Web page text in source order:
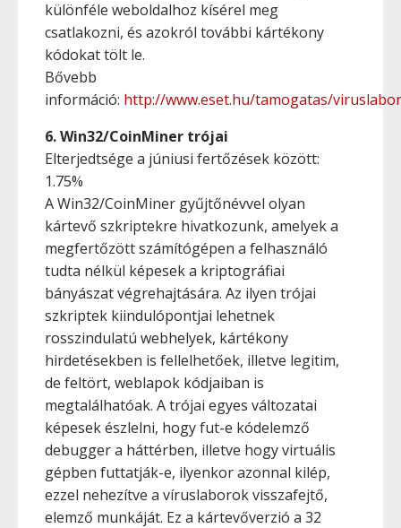
különféle weboldalhoz kísérel meg
csatlakozni, és azokról további kártékony
kódokat tölt le.
Bővebb
információ: http://www.eset.hu/tamogatas/
6. Win32/CoinMiner trójai
Elterjedtsége a júniusi fertőzések között:
1.75%
A Win32/CoinMiner gyűjtőnévvel olyan
kártevő szkriptekre hivatkozunk, amelyek a
megfertőzött számítógépen a felhasználó
tudta nélkül képesek a kriptográfiai
bányászat végrehajtására. Az ilyen trójai
szkriptek kiindulópontjai lehetnek
rosszindulatú webhelyek, kártékony
hirdetésekben is fellelhetőek, illetve legitim,
de feltört, weblapok kódjaiban is
megtalálhatóak. A trójai egyes változatai
képesek észlelni, hogy fut-e kódelemző
debugger a háttérben, illetve hogy virtuális
gépben futtatják-e, ilyenkor azonnal kilép,
ezzel nehezítve a víruslaborok visszafejtő,
elemző munkáját. Ez a kártevőverzió a 32